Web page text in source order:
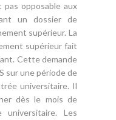
pas opposable aux
un dossier de
supérieur. La
supérieur fait
Cette demande
sur une période de
universitaire. Il
dès le mois de
universitaire. Les